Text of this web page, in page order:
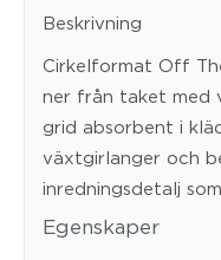
Beskrivning
Cirkelformat Off
ner från taket med
grid absorbent i
växtgirlanger och
inredningsdetalj
Egenskaper